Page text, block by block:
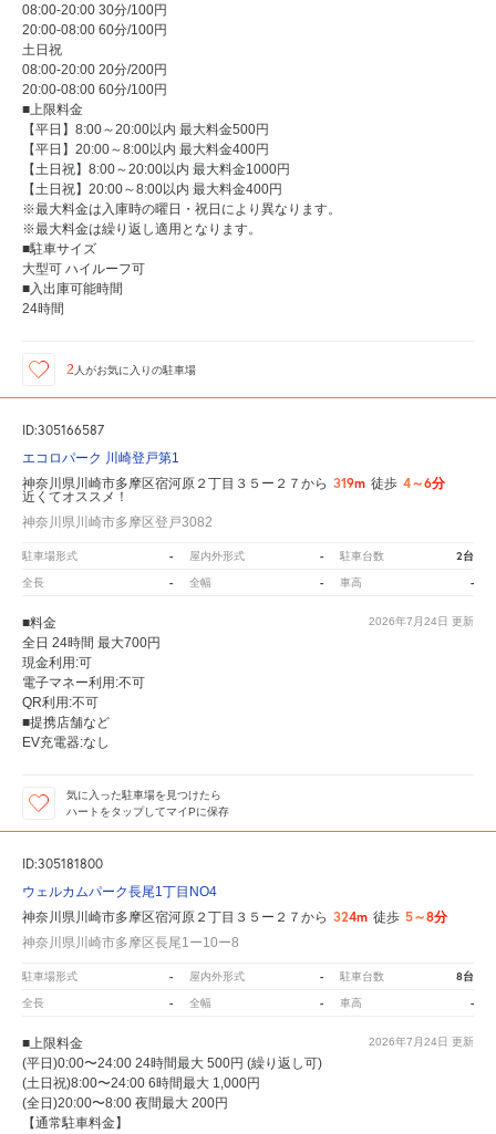
08:00-20:00 30分/100円
20:00-08:00 60分/100円
土日祝
08:00-20:00 20分/200円
20:00-08:00 60分/100円
■上限料金
【平日】8:00～20:00以内 最大料金500円
【平日】20:00～8:00以内 最大料金400円
【土日祝】8:00～20:00以内 最大料金1000円
【土日祝】20:00～8:00以内 最大料金400円
※最大料金は入庫時の曜日・祝日により異なります。
※最大料金は繰り返し適用となります。
■駐車サイズ
大型可 ハイルーフ可
■入出庫可能時間
24時間
2 人がお気に入りの駐車場
ID:305166587
エコロパーク 川崎登戸第1
神奈川県川崎市多摩区宿河原２丁目３５ー２７から 319m 徒歩 4～6分
近くてオススメ！
神奈川県川崎市多摩区登戸3082
駐車場形式 - 屋内外形式 - 駐車台数 2台
全長 - 全幅 - 車高 -
2026年7月24日 更新
■料金
全日 24時間 最大700円
現金利用:可
電子マネー利用:不可
QR利用:不可
■提携店舗など
EV充電器:なし
気に入った駐車場を見つけたら
ハートをタップしてマイPに保存
ID:305181800
ウェルカムパーク長尾1丁目NO4
神奈川県川崎市多摩区宿河原２丁目３５ー２７から 324m 徒歩 5～8分
神奈川県川崎市多摩区長尾1ー10ー8
駐車場形式 - 屋内外形式 - 駐車台数 8台
全長 - 全幅 - 車高 -
2026年7月24日 更新
■上限料金
(平日)0:00〜24:00 24時間最大 500円 (繰り返し可)
(土日祝)8:00〜24:00 6時間最大 1,000円
(全日)20:00〜8:00 夜間最大 200円
【通常駐車料金】